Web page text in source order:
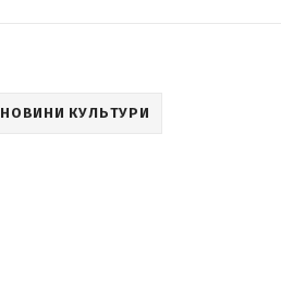
НОВИНИ КУЛЬТУРИ